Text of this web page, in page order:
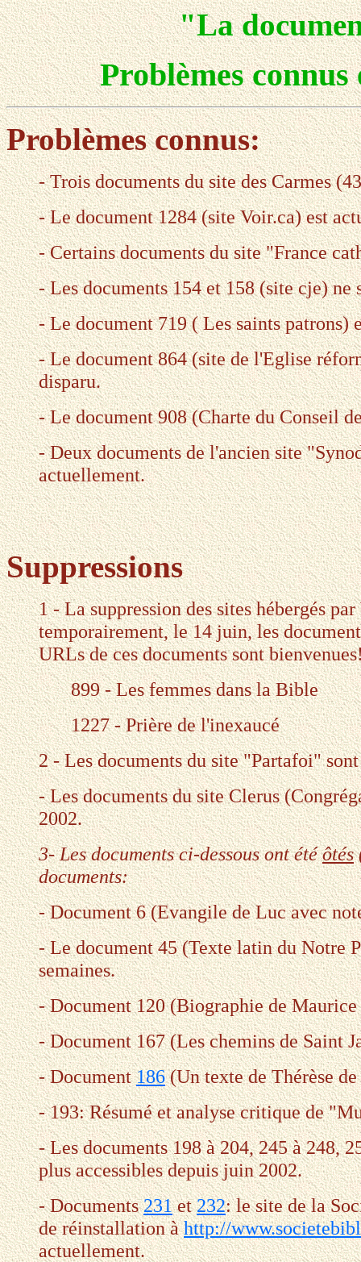
"La
Problèmes
Problèmes connus:
- Trois documents du site des Carmes
- Le document 1284 (site Voir.ca) est
- Certains documents du site "France
- Les documents 154 et 158 (site cje) ne
- Le document 719 ( Les saints patrons)
- Le document 864 (site de l'Eglise
disparu.
- Le document 908 (Charte du Conseil
- Deux documents de l'ancien site
actuellement.
Suppressions
1 - La suppression des sites hébergés
temporairement, le 14 juin, les
URLs de ces documents sont
899 - Les femmes dans la Bible
1227 - Prière de l'inexaucé
2 - Les documents du site "Partafoi"
- Les documents du site Clerus
2002.
3- Les documents ci-dessous ont étéôtés
documents:
- Document 6 (Evangile de Luc avec
- Le document 45 (Texte latin du Notre
semaines.
- Document 120 (Biographie de
- Document 167 (Les chemins de Saint
- Document186(Un texte de Thérèse
- 193: Résumé et analyse critique de
- Les documents 198 à 204, 245 à 248,
plus accessibles depuis juin 2002.
- Documents231et232: le site de la
de réinstallation àhttp://
actuellement.